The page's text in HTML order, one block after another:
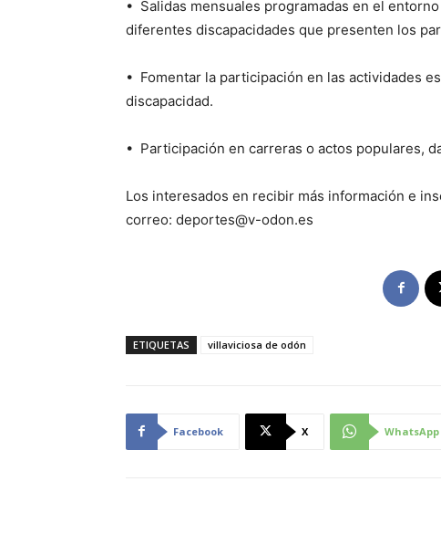
• Salidas mensuales programadas en el
diferentes discapacidades que presenten los
• Fomentar la participación en las actividades
discapacidad.
• Participación en carreras o actos populares,
Los interesados en recibir más información e
correo: deportes@v-odon.es
ETIQUETAS villaviciosa de odón
Facebook X WhatsApp